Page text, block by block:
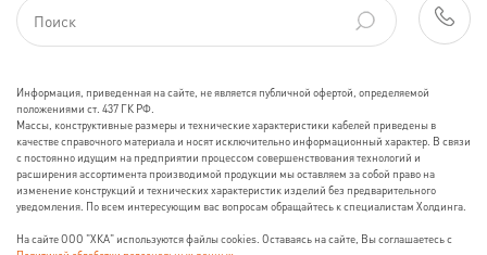
Информация, приведенная на сайте, не является публичной офертой, определяемой
положениями ст. 437 ГК РФ.
Массы, конструктивные размеры и технические характеристики кабелей приведены в
качестве справочного материала и носят исключительно информационный характер. В связи
с постоянно идущим на предприятии процессом совершенствования технологий и
расширения ассортимента производимой продукции мы оставляем за собой право на
изменение конструкций и технических характеристик изделий без предварительного
уведомления. По всем интересующим вас вопросам обращайтесь к специалистам Холдинга.
На сайте ООО "ХКА" используются файлы cookies. Оставаясь на сайте, Вы соглашаетесь с